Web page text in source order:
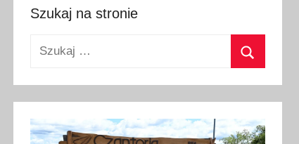
Szukaj na stronie
Szukaj: